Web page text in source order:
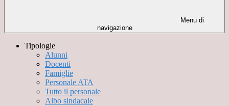
Menu di
navigazione
Tipologie
Alunni
Docenti
Famiglie
Personale ATA
Tutto il personale
Albo sindacale